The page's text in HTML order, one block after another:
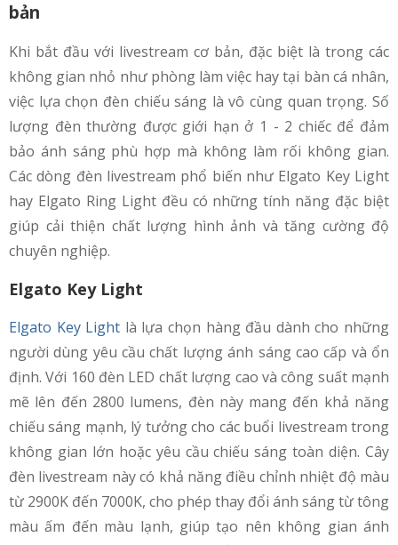
bản
Khi bắt đầu với livestream cơ bản, đặc biệt là trong các
không gian nhỏ như phòng làm việc hay tại bàn cá nhân,
việc lựa chọn đèn chiếu sáng là vô cùng quan trọng. Số
lượng đèn thường được giới hạn ở 1 - 2 chiếc để đảm
bảo ánh sáng phù hợp mà không làm rối không gian.
Các dòng đèn livestream phổ biến như Elgato Key Light
hay Elgato Ring Light đều có những tính năng đặc biệt
giúp cải thiện chất lượng hình ảnh và tăng cường độ
chuyên nghiệp.
Elgato Key Light
Elgato Key Light là lựa chọn hàng đầu dành cho những
người dùng yêu cầu chất lượng ánh sáng cao cấp và ổn
định. Với 160 đèn LED chất lượng cao và công suất mạnh
mẽ lên đến 2800 lumens, đèn này mang đến khả năng
chiếu sáng mạnh, lý tưởng cho các buổi livestream trong
không gian lớn hoặc yêu cầu chiếu sáng toàn diện. Cây
đèn livestream này có khả năng điều chỉnh nhiệt độ màu
từ 2900K đến 7000K, cho phép thay đổi ánh sáng từ tông
màu ấm đến màu lạnh, giúp tạo nên không gian ánh